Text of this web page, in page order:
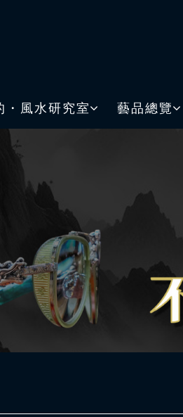
・風水研究室 藝品總覽